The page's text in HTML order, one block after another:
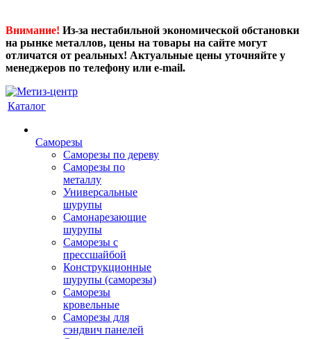
Внимание! Из-за нестабильной экономической обстановки
на рынке металлов, цены на товары на сайте могут
отличатся от реальных! Актуальные цены уточняйте у
менеджеров по телефону или e-mail.
Каталог
Саморезы
Саморезы по дереву
Саморезы по
металлу
Универсальные
шурупы
Самонарезающие
шурупы
Саморезы с
прессшайбой
Конструкционные
шурупы (саморезы)
Саморезы
кровельные
Саморезы для
сэндвич панелей